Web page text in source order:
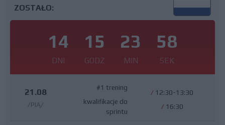
ZOSTAŁO:
14
DNI
15
GODZ
23
MIN
57
SEK
21.08
/PIĄ/
#1 trening
kwalifikacje do
sprintu
/ 12:30-13:30
/ 16:30